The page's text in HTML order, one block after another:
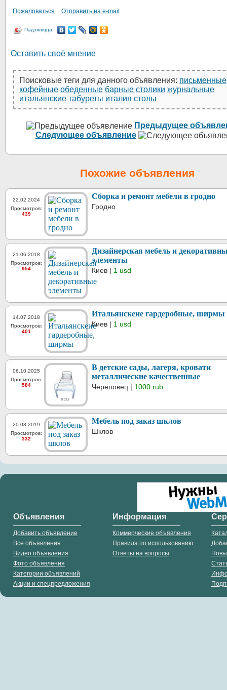
Пожаловаться Отправить на e-mail
Падзяліцца
Оставить своё мнение
Поисковые теги для данного объявления: письменные
кофейные обеденные барные столики журнальные
итальянские табуреты италия столы
Предыдущее
Следующее объявление
Похожие объявления
22.02.2024
Просмотров:
439
Сборка и ремонт мебели в гродно
Гродно
21.06.2018
Просмотров:
954
Дизайнерская мебель и
элементы
Киев | 1 usd
14.07.2018
Просмотров:
401
Итальянскеие гардеробные, ширмы
Киев | 1 usd
06.10.2025
Просмотров:
584
В детские сады, лагеря, кровати
металлические качественные
Череповец | 1000 rub
20.08.2019
Просмотров:
332
Мебель под заказ шклов
Шклов
Объявления
Добавить объявление
Все объявления
Видео объявления
Фото объявления
Категории объявлений
Акции и спецпредложения
Информация
Коммерческие объявления
Правила по использованию
Ответы на вопросы